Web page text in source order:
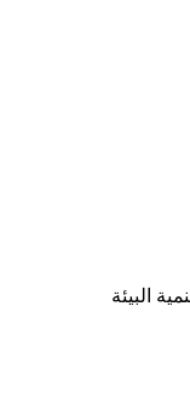
البيئة